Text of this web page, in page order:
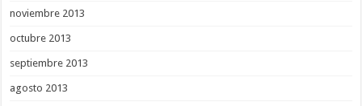
noviembre 2013
octubre 2013
septiembre 2013
agosto 2013